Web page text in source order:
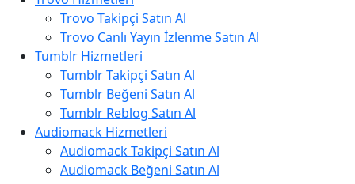
Trovo Takipçi Satın Al
Trovo Canlı Yayın İzlenme Satın Al
Tumblr Hizmetleri
Tumblr Takipçi Satın Al
Tumblr Beğeni Satın Al
Tumblr Reblog Satın Al
Audiomack Hizmetleri
Audiomack Takipçi Satın Al
Audiomack Beğeni Satın Al